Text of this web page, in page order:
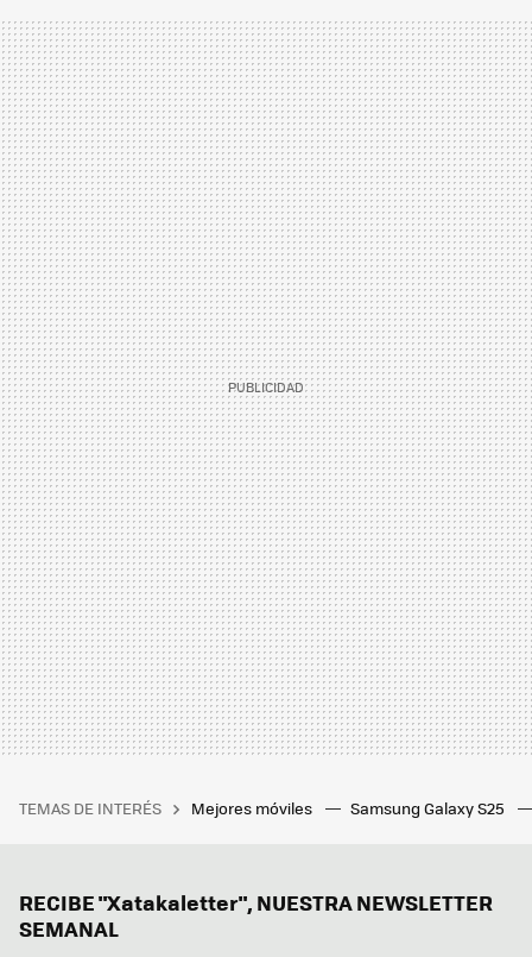
TEMAS DE INTERÉS Mejores móviles Samsung Galaxy S25
RECIBE "Xatakaletter", NUESTRA NEWSLETTER
SEMANAL